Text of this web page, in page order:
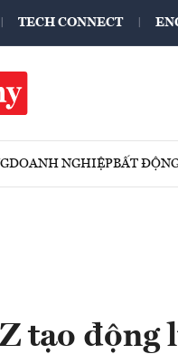
TECH CONNECT
DOANH NGHIỆPBẤT
tạo động